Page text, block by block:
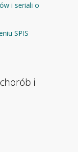
i seriali o
SPIS
i